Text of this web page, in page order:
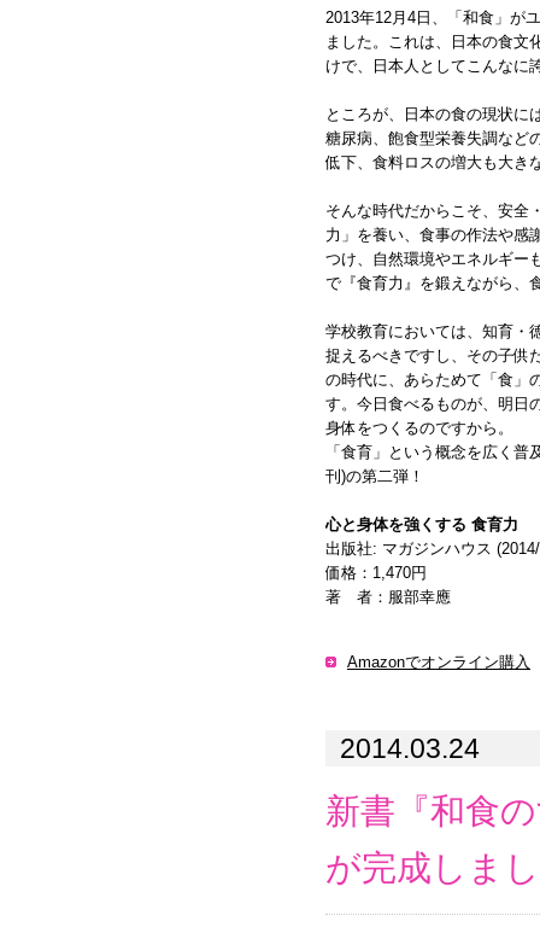
2013年12月4日、「和食」が
ました。これは、日本の食文
けで、日本人としてこんなに
ところが、日本の食の現状に
糖尿病、飽食型栄養失調など
低下、食料ロスの増大も大き
そんな時代だからこそ、安全
力」を養い、食事の作法や感
つけ、自然環境やエネルギー
で『食育力』を鍛えながら、
学校教育においては、知育・
捉えるべきですし、その子供
の時代に、あらためて「食」
す。今日食べるものが、明日
身体をつくるのですから。
「食育」という概念を広く
刊)の第二弾！
心と身体を強くする 食育力
出版社: マガジンハウス
価格：1,470円
著 者：服部幸應
Amazonでオンライン購入
2014.03.24
新書『和食
が完成しま